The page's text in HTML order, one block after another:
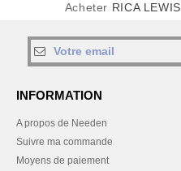
Acheter RICA LEWIS
INFORMATION
A propos de Needen
Suivre ma commande
Moyens de paiement